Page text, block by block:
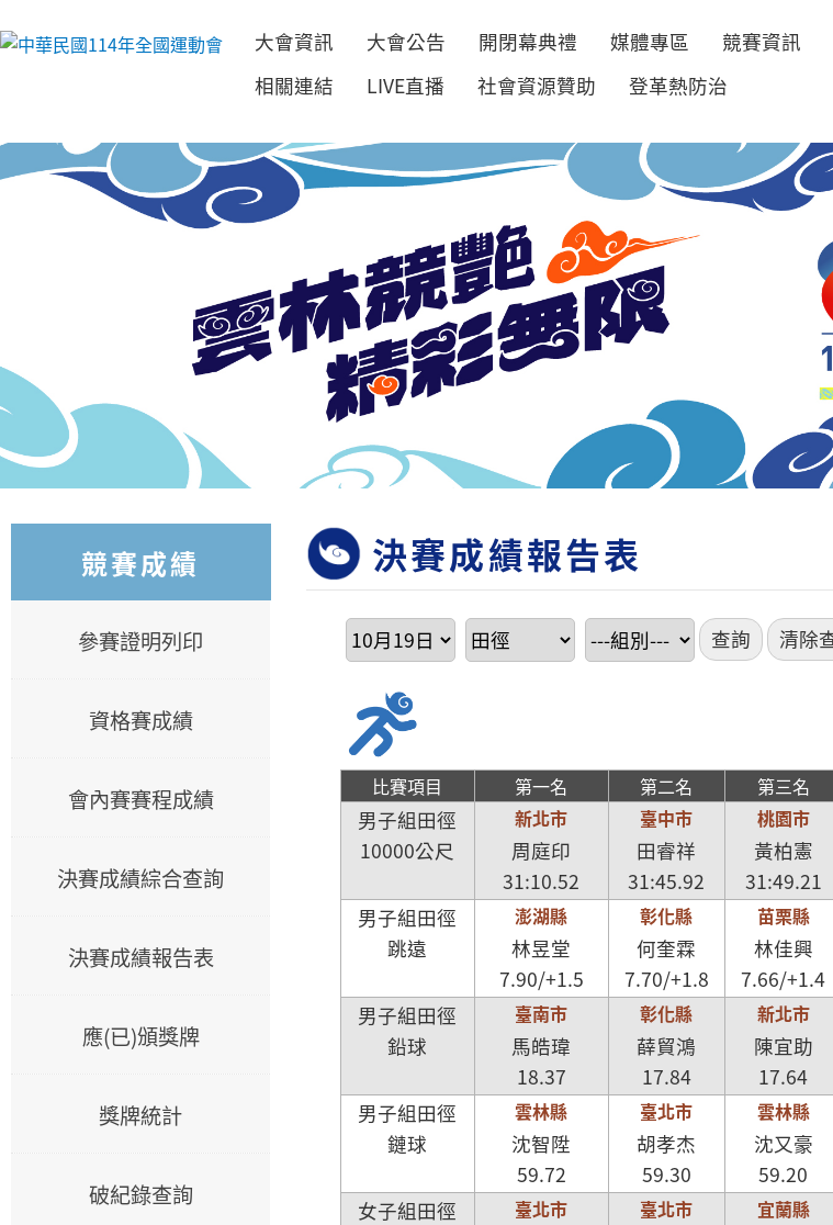
跳到主要內容
大會資訊 大會公告 開閉幕典禮 媒體專區 競賽資訊
相關連結
LIVE直播 社會資源贊助 登革熱防治
競賽成績
參賽證明列印
資格賽成績
會內賽賽程成績
決賽成績綜合查詢
決賽成績報告表
應(已)頒獎牌
獎牌統計
破紀錄查詢
決賽成績報告表
比賽項目 第一名 第二名 第三名
男子組田徑
10000公尺
新北市
周庭印
31:10.52
臺中市
田睿祥
31:45.92
桃園市
黃柏憲
31:49.21
男子組田徑
跳遠
澎湖縣
林昱堂
7.90/+1.5
彰化縣
何奎霖
7.70/+1.8
苗栗縣
林佳興
7.66/+1.4
男子組田徑
鉛球
臺南市
馬皓瑋
18.37
彰化縣
薛貿鴻
17.84
新北市
陳宜助
17.64
男子組田徑
鏈球
雲林縣
沈智陞
59.72
臺北市
胡孝杰
59.30
雲林縣
沈又豪
59.20
女子組田徑
臺北市 臺北市 宜蘭縣